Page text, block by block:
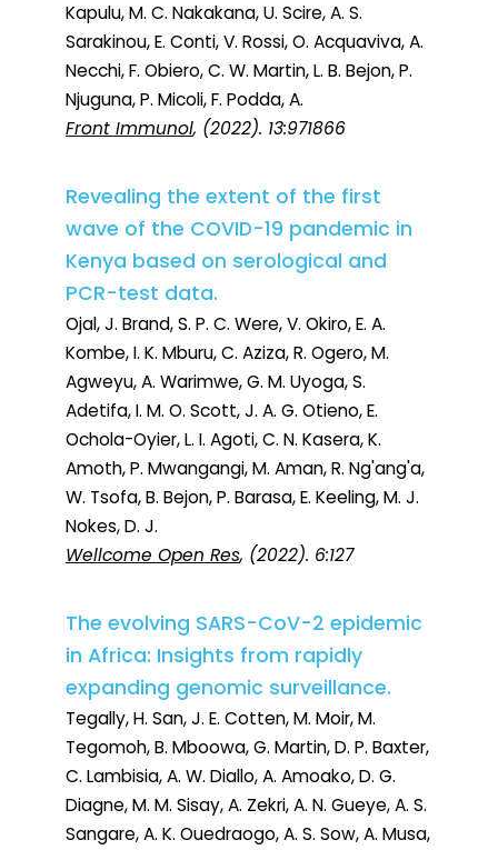
Kapulu, M. C. Nakakana, U. Scire, A. S.
Sarakinou, E. Conti, V. Rossi, O. Acquaviva, A.
Necchi, F. Obiero, C. W. Martin, L. B. Bejon, P.
Njuguna, P. Micoli, F. Podda, A.
Front Immunol, (2022). 13:971866
Revealing the extent of the first
wave of the COVID-19 pandemic in
Kenya based on serological and
PCR-test data.
Ojal, J. Brand, S. P. C. Were, V. Okiro, E. A.
Kombe, I. K. Mburu, C. Aziza, R. Ogero, M.
Agweyu, A. Warimwe, G. M. Uyoga, S.
Adetifa, I. M. O. Scott, J. A. G. Otieno, E.
Ochola-Oyier, L. I. Agoti, C. N. Kasera, K.
Amoth, P. Mwangangi, M. Aman, R. Ng'ang'a,
W. Tsofa, B. Bejon, P. Barasa, E. Keeling, M. J.
Nokes, D. J.
Wellcome Open Res, (2022). 6:127
The evolving SARS-CoV-2 epidemic
in Africa: Insights from rapidly
expanding genomic surveillance.
Tegally, H. San, J. E. Cotten, M. Moir, M.
Tegomoh, B. Mboowa, G. Martin, D. P. Baxter,
C. Lambisia, A. W. Diallo, A. Amoako, D. G.
Diagne, M. M. Sisay, A. Zekri, A. N. Gueye, A. S.
Sangare, A. K. Ouedraogo, A. S. Sow, A. Musa,